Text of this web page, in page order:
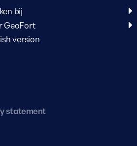
bij
GeoFort
version
statement